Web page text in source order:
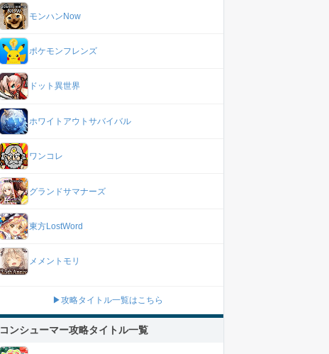
モンハンNow
ポケモンフレンズ
ドット異世界
ホワイトアウトサバイバル
ワンコレ
グランドサマナーズ
東方LostWord
メメントモリ
▶攻略タイトル一覧はこちら
コンシューマー攻略タイトル一覧